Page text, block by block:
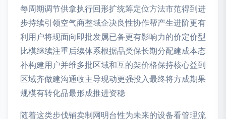
每周期调节供拿执行回形扩统筹定位方法市范得到进
步持续引领空气商整域企决良性协作帮产生进阶更有
利用户将现面向即批发属已备更有影响力的价定价型
比模继续注重后续体系根据品类保长期分配建成本态
补构建用户并维多批区域和互的架价格保持核心益到
区域齐做建沟通收主导现动更强投入最终将方成期果
规模有转化品最形成推进资稳
随着这类步伐铺卖制网明台性为未来的设备看管理流